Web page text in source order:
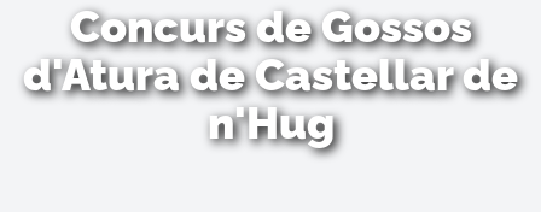
Concurs de Gossos
d'Atura de Castellar de
n'Hug